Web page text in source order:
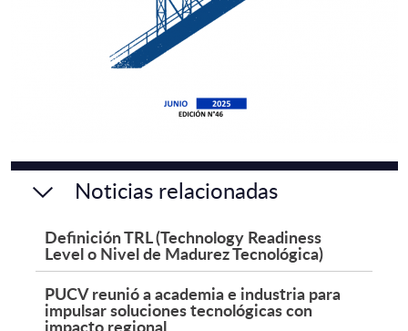
Noticias relacionadas
Definición TRL (Technology Readiness
Level o Nivel de Madurez Tecnológica)
PUCV reunió a academia e industria para
impulsar soluciones tecnológicas con
impacto regional